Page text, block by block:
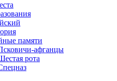
памяти
афганцы
рота